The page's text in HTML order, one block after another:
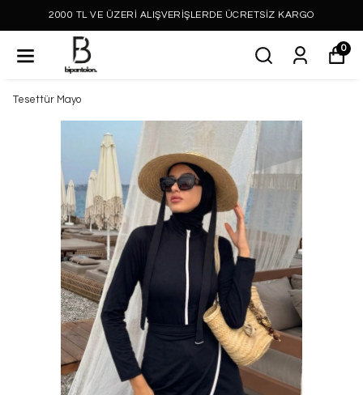
2000 TL VE ÜZERİ ALIŞVERİŞLERDE ÜCRETSİZ KARGO
0
Tesettür Mayo